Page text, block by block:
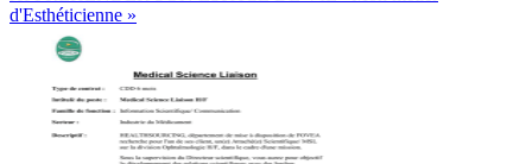
d'Esthéticienne »